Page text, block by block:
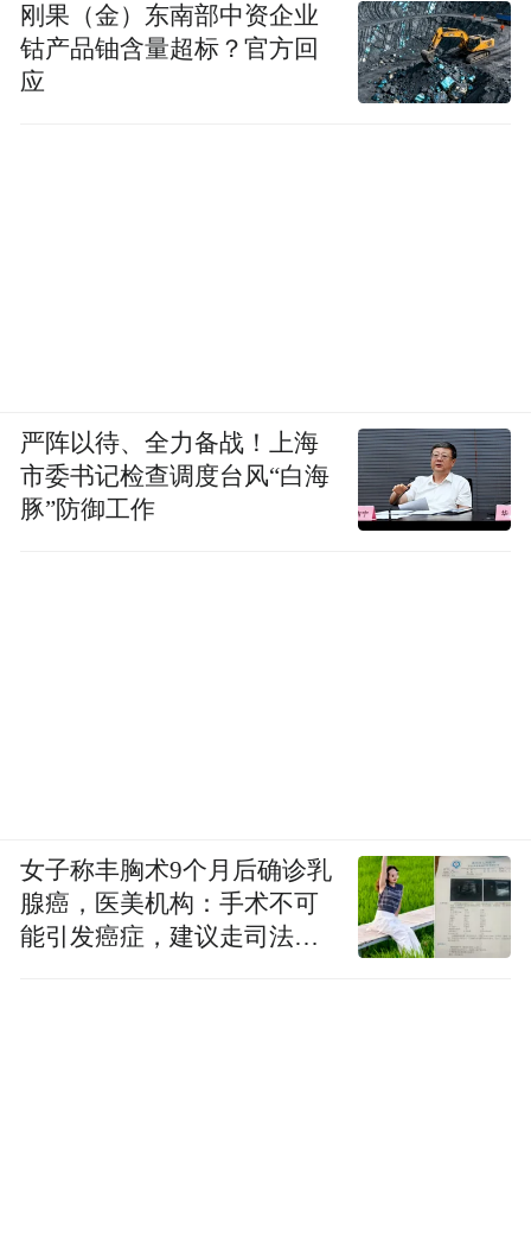
刚果（金）东南部中资企业
钴产品铀含量超标？官方回
应
严阵以待、全力备战！上海
市委书记检查调度台风“白海
豚”防御工作
女子称丰胸术9个月后确诊乳
腺癌，医美机构：手术不可
能引发癌症，建议走司法途